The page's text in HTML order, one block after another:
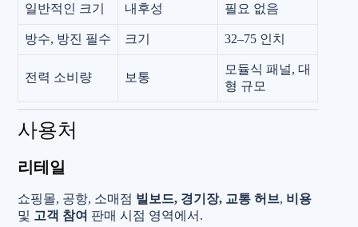
일반적인 크기 내후성 필요 없음
방수, 방진 필수 크기 32–75 인치
전력 소비량 보통
모듈식 패널, 대
형 규모
사용처
리테일
쇼핑몰, 공항, 소매점 빌보드, 경기장, 교통 허브, 비용
및 고객 참여 판매 시점 영역에서.